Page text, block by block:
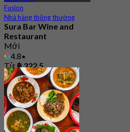
Fusion
Nhà hàng thông thường
Sura Bar Wine and
Restaurant
Mới
4.8
Từ฿ 322.5